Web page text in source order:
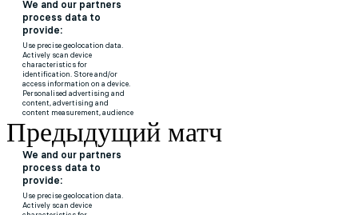
Предыдущий матч